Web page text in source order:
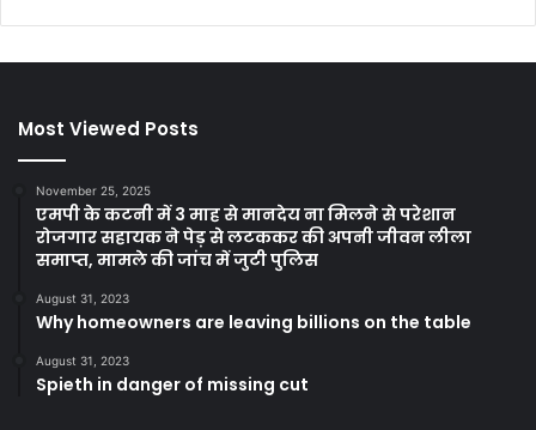
Most Viewed Posts
November 25, 2025
एमपी के कटनी में 3 माह से मानदेय ना मिलने से परेशान
रोजगार सहायक ने पेड़ से लटककर की अपनी जीवन लीला
समाप्त, मामले की जांच में जुटी पुलिस
August 31, 2023
Why homeowners are leaving billions on the table
August 31, 2023
Spieth in danger of missing cut